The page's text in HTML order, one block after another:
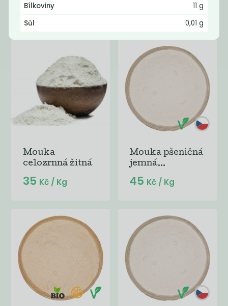
129 Kč
Mouka
celozrnná žitná
35 Kč / Kg
Mouka pšeničná
jemná...
45 Kč / Kg
Bílkoviny
11 g
Sůl
0,01 g